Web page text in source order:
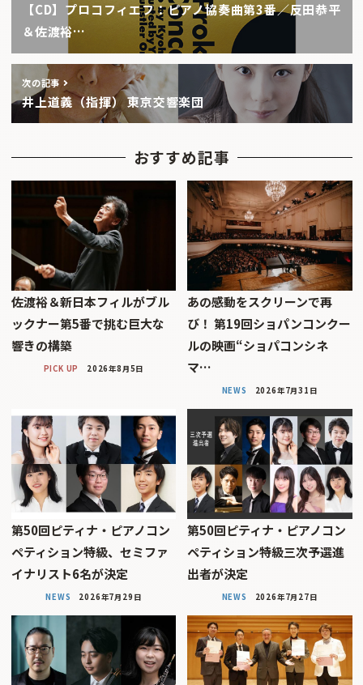
【CD】プロコフィエフ：ピアノ協奏曲第3番／反田恭平
＆佐渡裕…
次の記事
井上道義（指揮） 東京交響楽団
おすすめ記事
佐渡裕＆新日本フィルがブル
ックナー第5番で挑む巨大な
響きの構築
PICK UP 2026年8月5日
あの感動をスクリーンで再
び！ 第19回ショパンコンクー
ルの映画“ショパコンシネ
マ…
NEWS 2026年7月31日
第50回ピティナ・ピアノコン
ペティション特級、セミファ
イナリスト6名が決定
NEWS 2026年7月29日
第50回ピティナ・ピアノコン
ペティション特級三次予選進
出者が決定
NEWS 2026年7月27日